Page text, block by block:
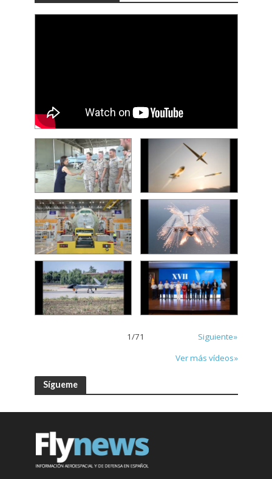
1/71
Siguiente»
Ver más vídeos»
Sígueme